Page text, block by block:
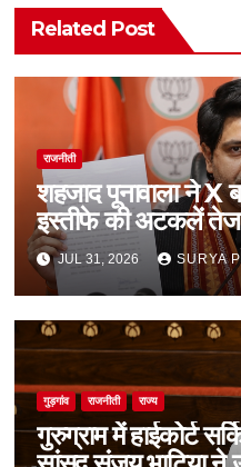
Related Post
राजनीती
शहजाद पूनावाला ने X
इस्तीफे की अटकलें तेज
JUL 31, 2026 SURYA
गुड़गांव राजनीती राज्य
गुरुग्राम में हाईकोर्ट